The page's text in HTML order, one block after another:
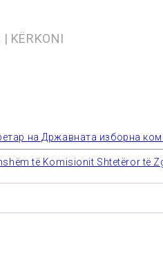
KËRKONI
на Државната изборна
të Komisionit Shtetëror të